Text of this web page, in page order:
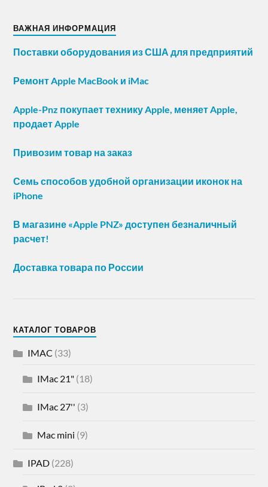
ВАЖНАЯ ИНФОРМАЦИЯ
Поставки оборудования из США для предприятий
Ремонт Apple MacBook и iMac
Apple-Pnz покупает технику Apple, меняет Apple,
продает Apple
Привозим товар на заказ
Семь способов удобной организации иконок на
iPhone
В магазине «Apple PNZ» доступен безналичный
расчет!
Доставка товара по России
КАТАЛОГ ТОВАРОВ
IMAC (33)
IMac 21" (18)
IMac 27'' (3)
Mac mini (9)
IPAD (228)